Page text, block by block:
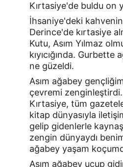
Kırtasiye'de buldu on
İhsaniye'deki
Derince'de kırtasiye
Kutu, Asım Yılmaz
kıyıcığında. Gurbette
ne güzeldi.
Asım ağabey
çevremi
Kırtasiye, tüm
kitap dünyasıyla
gelip gidenlerle
zengin dünyaydı
ağabey yaşam
Asım ağabey uçup